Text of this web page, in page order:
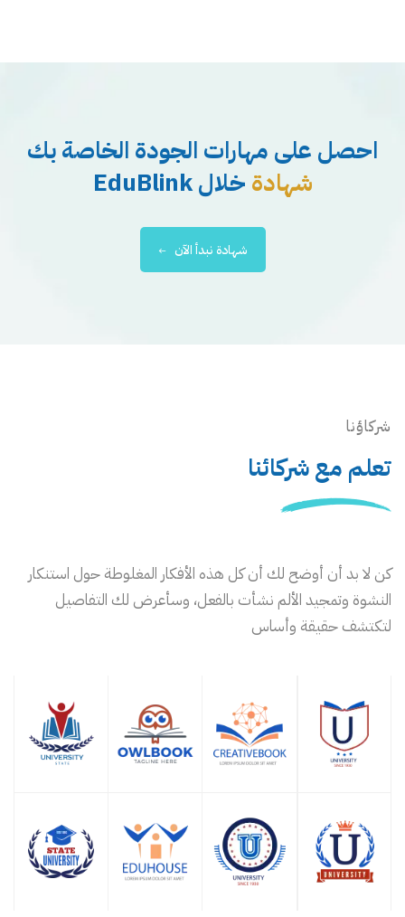
احصل على مهارات الجودة الخاصة بك
شهادة خلال EduBlink
شهادة نبدأ الآن
شركاؤنا
تعلم مع شركائنا
كن لا بد أن أوضح لك أن كل هذه الأفكار المغلوطة حول استنكار
النشوة وتمجيد الألم نشأت بالفعل، وسأعرض لك التفاصيل
لتكتشف حقيقة وأساس